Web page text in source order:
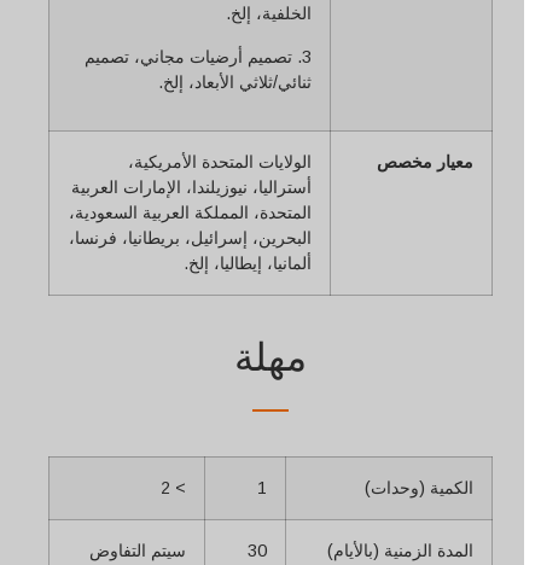
الخلفية، إلخ.
3. تصميم أرضيات مجاني، تصميم
ثنائي/ثلاثي الأبعاد، إلخ.
معيار مخصص
الولايات المتحدة الأمريكية،
أستراليا، نيوزيلندا، الإمارات العربية
المتحدة، المملكة العربية السعودية،
البحرين، إسرائيل، بريطانيا، فرنسا،
ألمانيا، إيطاليا، إلخ.
مهلة
الكمية (وحدات)
المدة الزمنية (بالأيام) 30
سيتم التفاوض